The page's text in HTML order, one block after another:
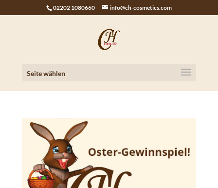
02202 1080660 info@ch-cosmetics.com
Seite wählen